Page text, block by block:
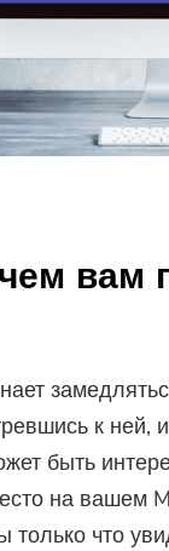
вам
к ней,
быть
на вашем
только что